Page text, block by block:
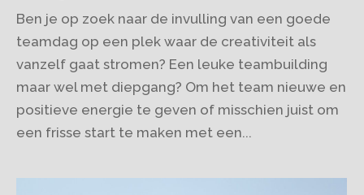
Ben je op zoek naar de invulling van een goede
teamdag op een plek waar de creativiteit als
vanzelf gaat stromen? Een leuke teambuilding
maar wel met diepgang? Om het team nieuwe en
positieve energie te geven of misschien juist om
een frisse start te maken met een...